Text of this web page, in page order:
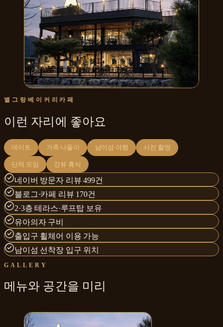
별그랑베이커리카페
이런 자리에 좋아요
데이트 가족 나들이 남이섬 여행 사진 촬영
단체 모임 강뷰 휴식
네이버 방문자 리뷰 499건
블로그·카페 리뷰 170건
2·3층 테라스·루프탑 보유
유아의자 구비
출입구 휠체어 이용 가능
남이섬 선착장 입구 위치
GALLERY
메뉴와 공간을 미리